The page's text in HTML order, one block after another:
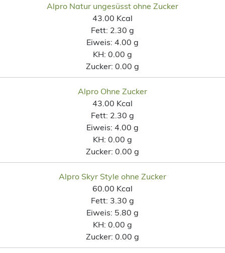
Alpro Natur ungesüsst ohne Zucker
43.00 Kcal
Fett: 2.30 g
Eiweis: 4.00 g
KH: 0.00 g
Zucker: 0.00 g
Alpro Ohne Zucker
43.00 Kcal
Fett: 2.30 g
Eiweis: 4.00 g
KH: 0.00 g
Zucker: 0.00 g
Alpro Skyr Style ohne Zucker
60.00 Kcal
Fett: 3.30 g
Eiweis: 5.80 g
KH: 0.00 g
Zucker: 0.00 g